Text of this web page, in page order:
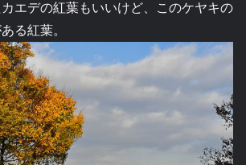
エデの紅葉もいいけど、このケヤキの
る紅葉。